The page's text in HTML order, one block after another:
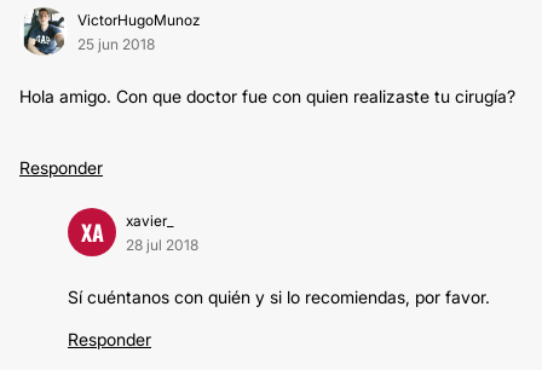
VictorHugoMunoz
25 jun 2018
Hola amigo. Con que doctor fue con quien realizaste tu cirugía?
Responder
XA
xavier_
28 jul 2018
Sí cuéntanos con quién y si lo recomiendas, por favor.
Responder